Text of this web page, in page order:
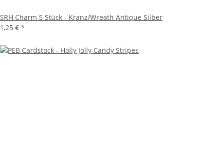
SRH Charm 5 Stück - Kranz/Wreath Antique Silber
1,25 € *